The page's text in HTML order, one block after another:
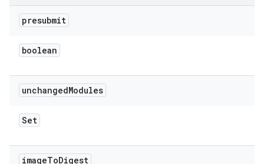
presubmit
boolean
unchangedModules
Set
imageToDigest